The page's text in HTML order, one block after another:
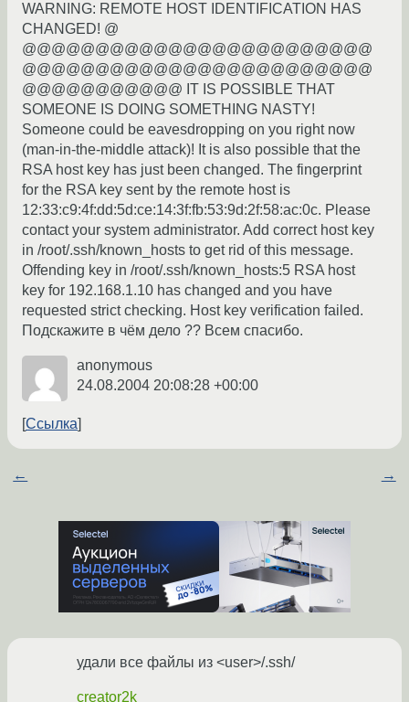
WARNING: REMOTE HOST IDENTIFICATION HAS
CHANGED! @
@@@@@@@@@@@@@@@@@@@@@@@@
@@@@@@@@@@@@@@@@@@@@@@@@
@@@@@@@@@@@ IT IS POSSIBLE THAT
SOMEONE IS DOING SOMETHING NASTY!
Someone could be eavesdropping on you right now
(man-in-the-middle attack)! It is also possible that the
RSA host key has just been changed. The fingerprint
for the RSA key sent by the remote host is
12:33:c9:4f:dd:5d:ce:14:3f:fb:53:9d:2f:58:ac:0c. Please
contact your system administrator. Add correct host key
in /root/.ssh/known_hosts to get rid of this message.
Offending key in /root/.ssh/known_hosts:5 RSA host
key for 192.168.1.10 has changed and you have
requested strict checking. Host key verification failed.
Подскажите в чём дело ?? Всем спасибо.
anonymous
24.08.2004 20:08:28 +00:00
Ссылка
← →
удали все файлы из <user>/.ssh/
creator2k